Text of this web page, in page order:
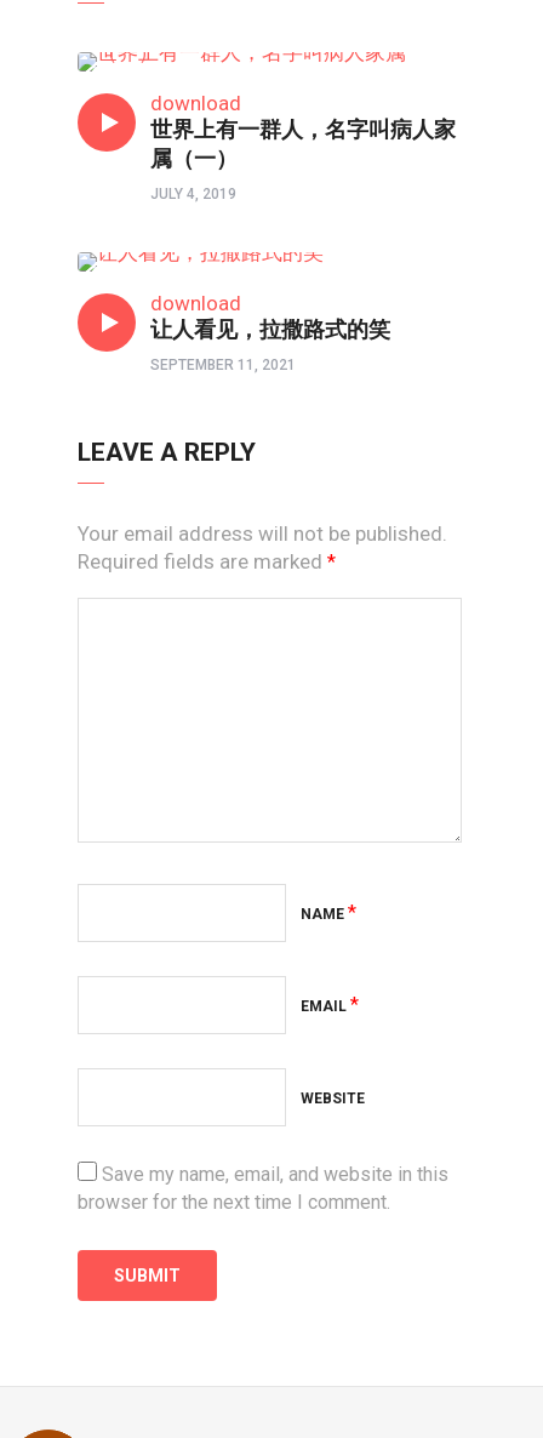
download
世界上有一群人，名字叫病人家
属（一）
JULY 4, 2019
download
让人看见，拉撒路式的笑
SEPTEMBER 11, 2021
LEAVE A REPLY
Your email address will not be published.
Required fields are marked *
NAME *
EMAIL *
WEBSITE
Save my name, email, and website in this
browser for the next time I comment.